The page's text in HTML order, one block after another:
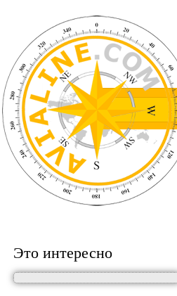
Это интересно